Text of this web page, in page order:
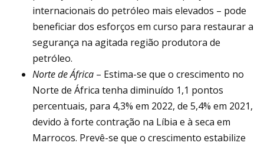
internacionais do petróleo mais elevados – pode
beneficiar dos esforços em curso para restaurar a
segurança na agitada região produtora de
petróleo.
Norte de África – Estima-se que o crescimento no
Norte de África tenha diminuído 1,1 pontos
percentuais, para 4,3% em 2022, de 5,4% em 2021,
devido à forte contração na Líbia e à seca em
Marrocos. Prevê-se que o crescimento estabilize